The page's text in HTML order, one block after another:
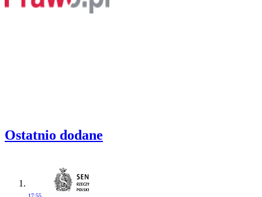
Ostatnio dodane